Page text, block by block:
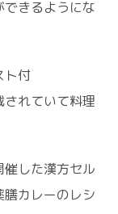
きるようにな
ト付
れていて料理
した漢方セル
カレーのレシ